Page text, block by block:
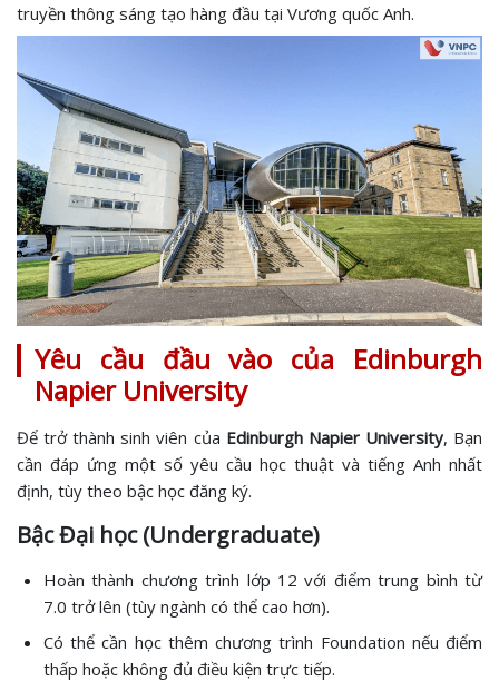
truyền thông sáng tạo hàng đầu tại Vương quốc Anh.
Yêu cầu đầu vào của Edinburgh
Napier University
Để trở thành sinh viên của Edinburgh Napier University, Bạn
cần đáp ứng một số yêu cầu học thuật và tiếng Anh nhất
định, tùy theo bậc học đăng ký.
Bậc Đại học (Undergraduate)
Hoàn thành chương trình lớp 12 với điểm trung bình từ
7.0 trở lên (tùy ngành có thể cao hơn).
Có thể cần học thêm chương trình Foundation nếu điểm
thấp hoặc không đủ điều kiện trực tiếp.